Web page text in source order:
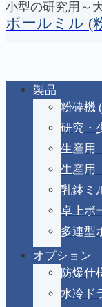
コンテンツへスキ
小型の研究用～
ボールミル (
製品
粉砕機
研究・
生産用
生産用
乳鉢ミ
卓上ボ
多連型
オプション
防爆仕
水冷ド
ホーム
加熱機能付きボ
加熱機能
Facebook は
2026.06.09.(火)